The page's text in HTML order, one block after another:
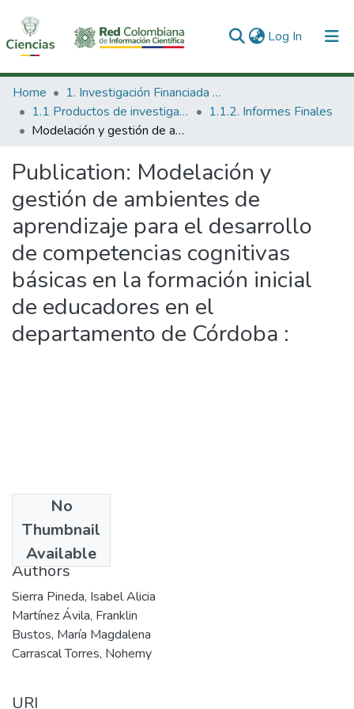
Log In (current)
Communities & Collections
All of DSpace
Home
1. Investigación Financiada con Recursos Públicos
1.1 Productos de investigación
1.1.2. Informes Finales
Modelación y gestión de ambientes de aprendizaje para el desarrollo de competencias cognitivas básicas en la formación inicial de educadores en el departamento de Córdoba :
Publication: Modelación y
gestión de ambientes de
aprendizaje para el desarrollo
de competencias cognitivas
básicas en la formación inicial
de educadores en el
departamento de Córdoba :
No
Thumbnail
Available
2004
Authors
Sierra Pineda, Isabel Alicia
Martínez Ávila, Franklin
Bustos, María Magdalena
Carrascal Torres, Nohemy
URI